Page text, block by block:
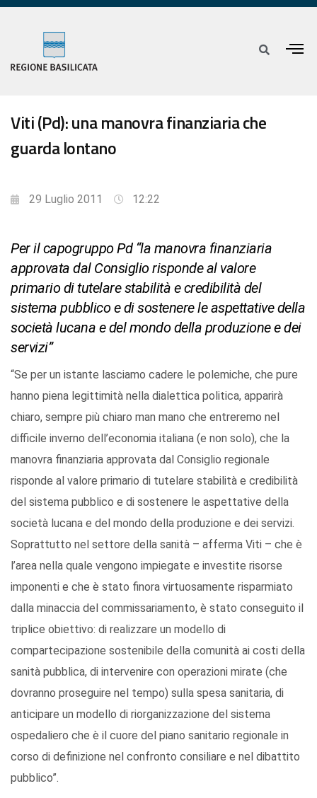
Viti (Pd): una manovra finanziaria che
guarda lontano
29 Luglio 2011 12:22
Per il capogruppo Pd “la manovra finanziaria
approvata dal Consiglio risponde al valore
primario di tutelare stabilità e credibilità del
sistema pubblico e di sostenere le aspettative della
società lucana e del mondo della produzione e dei
servizi”
“Se per un istante lasciamo cadere le polemiche, che pure
hanno piena legittimità nella dialettica politica, apparirà
chiaro, sempre più chiaro man mano che entreremo nel
difficile inverno dell’economia italiana (e non solo), che la
manovra finanziaria approvata dal Consiglio regionale
risponde al valore primario di tutelare stabilità e credibilità
del sistema pubblico e di sostenere le aspettative della
società lucana e del mondo della produzione e dei servizi.
Soprattutto nel settore della sanità – afferma Viti – che è
l’area nella quale vengono impiegate e investite risorse
imponenti e che è stato finora virtuosamente risparmiato
dalla minaccia del commissariamento, è stato conseguito il
triplice obiettivo: di realizzare un modello di
compartecipazione sostenibile della comunità ai costi della
sanità pubblica, di intervenire con operazioni mirate (che
dovranno proseguire nel tempo) sulla spesa sanitaria, di
anticipare un modello di riorganizzazione del sistema
ospedaliero che è il cuore del piano sanitario regionale in
corso di definizione nel confronto consiliare e nel dibattito
pubblico”.